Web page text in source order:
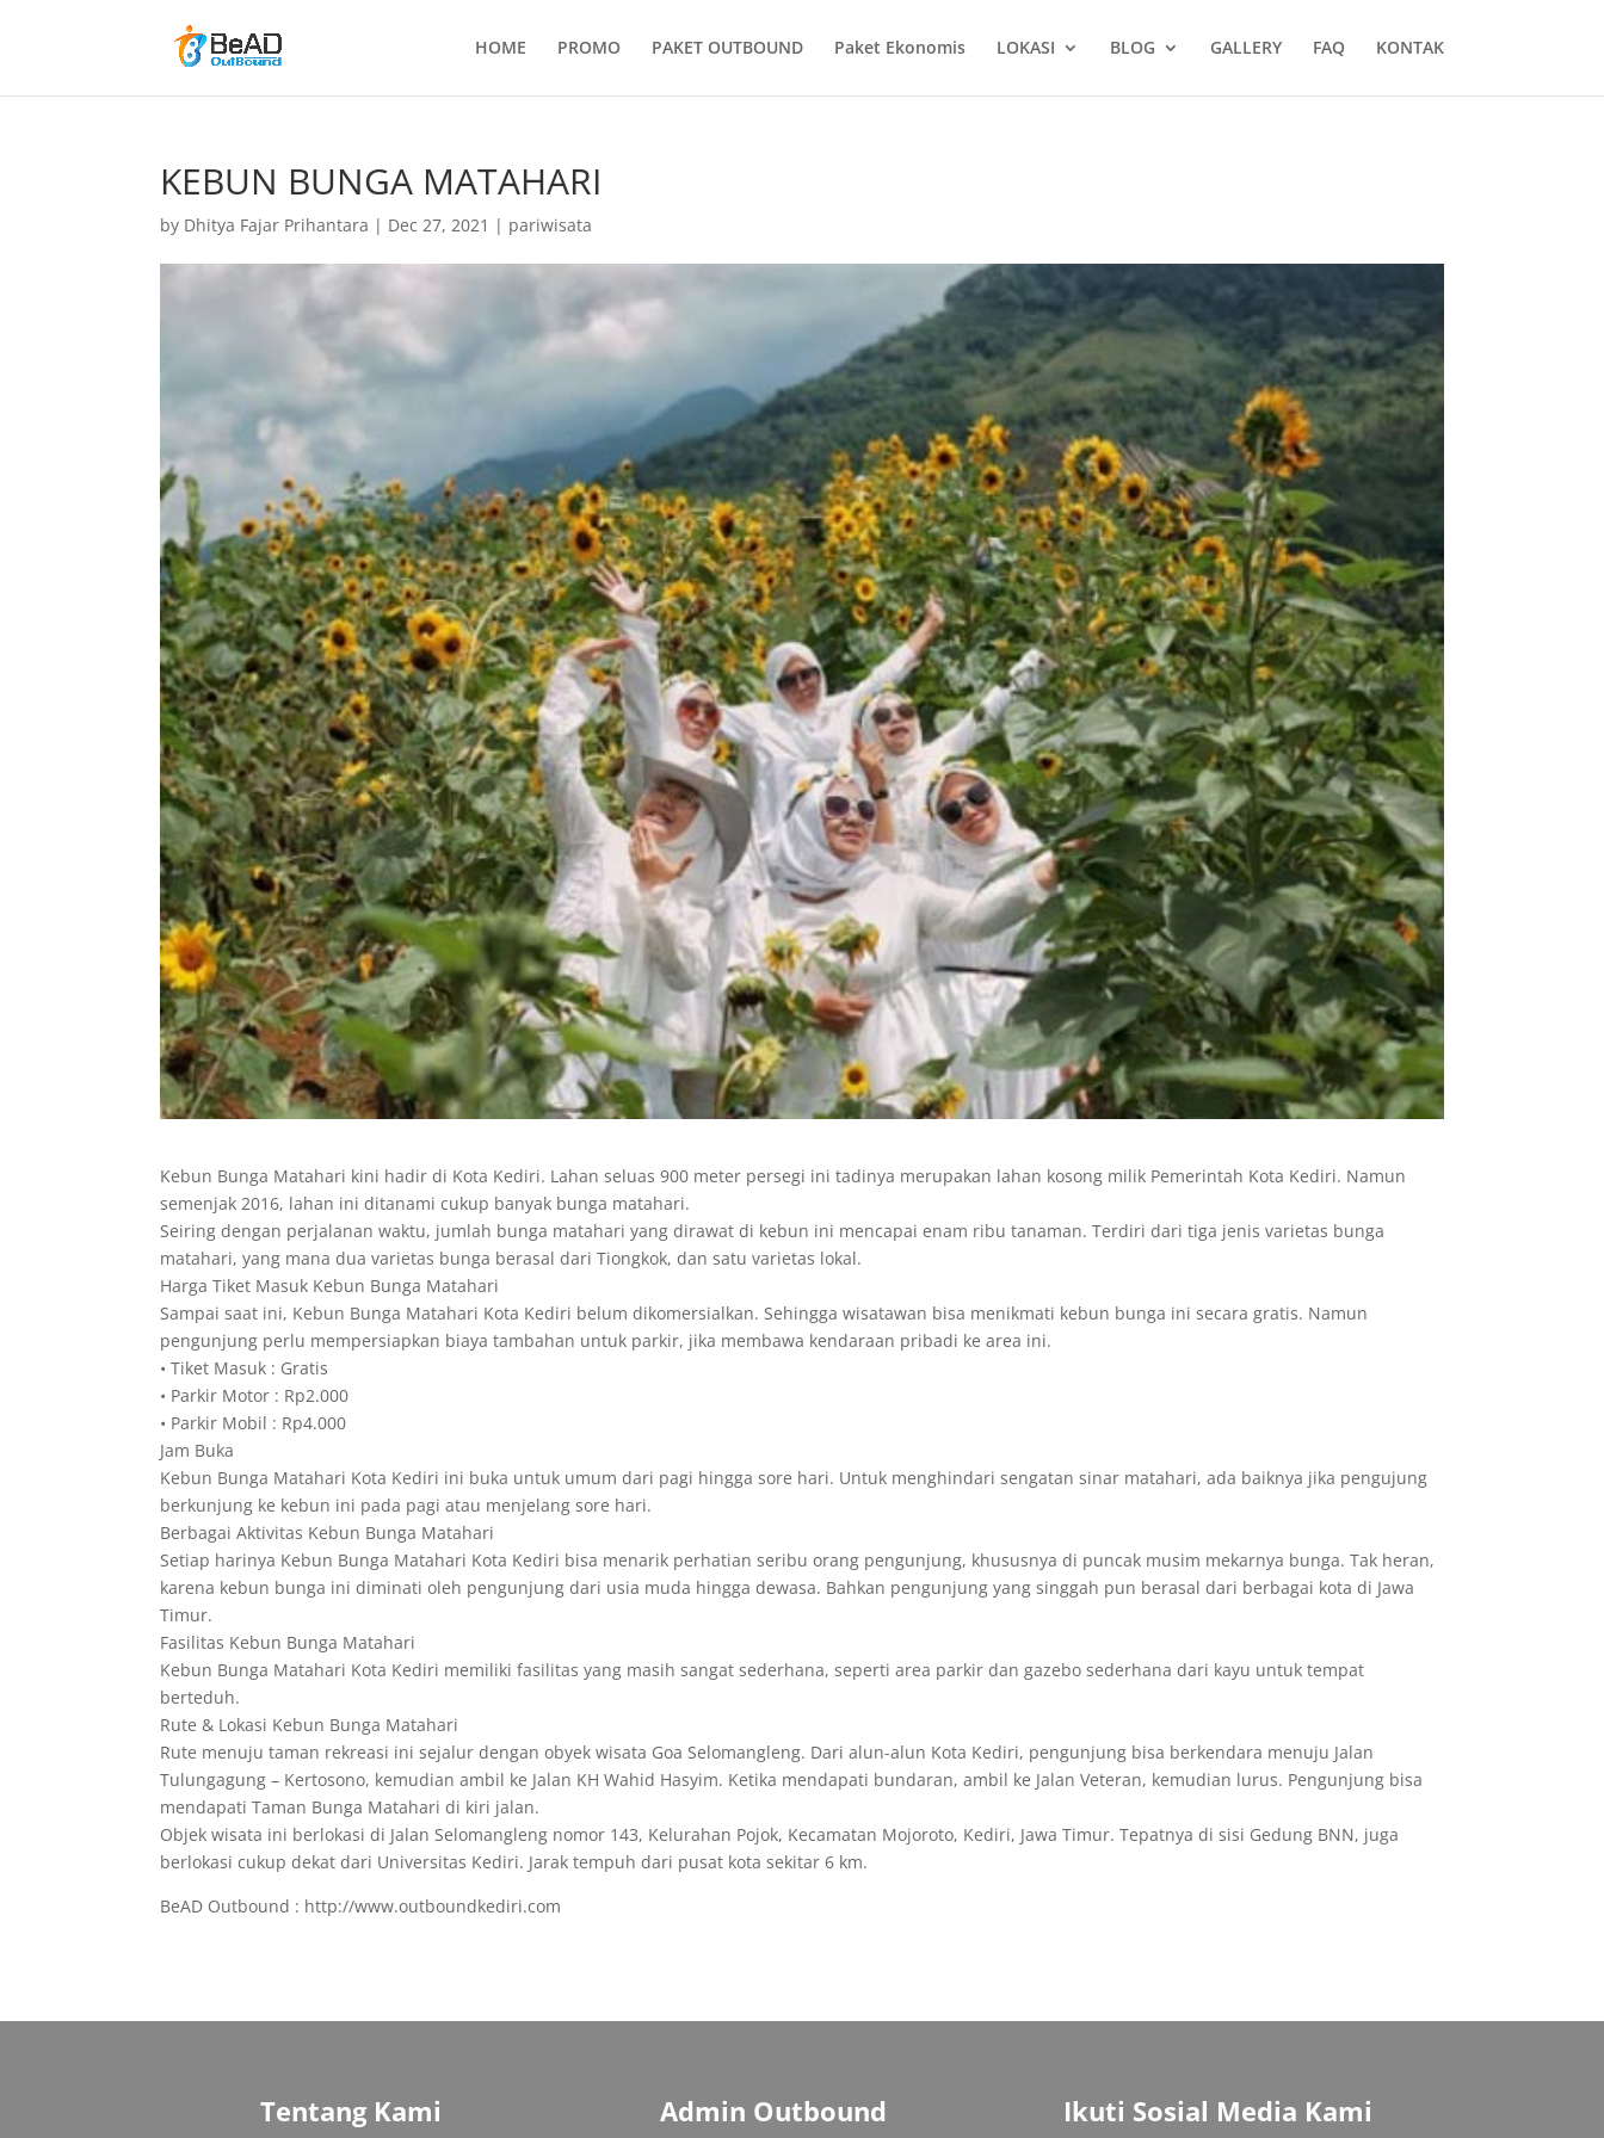
HOME PROMO PAKET OUTBOUND Paket Ekonomis LOKASI BLOG GALLERY FAQ KONTAK
KEBUN BUNGA MATAHARI
by Dhitya Fajar Prihantara | Dec 27, 2021 | pariwisata
Kebun Bunga Matahari kini hadir di Kota Kediri. Lahan seluas 900 meter persegi ini tadinya merupakan lahan kosong milik Pemerintah Kota Kediri. Namun
semenjak 2016, lahan ini ditanami cukup banyak bunga matahari.
Seiring dengan perjalanan waktu, jumlah bunga matahari yang dirawat di kebun ini mencapai enam ribu tanaman. Terdiri dari tiga jenis varietas bunga
matahari, yang mana dua varietas bunga berasal dari Tiongkok, dan satu varietas lokal.
Harga Tiket Masuk Kebun Bunga Matahari
Sampai saat ini, Kebun Bunga Matahari Kota Kediri belum dikomersialkan. Sehingga wisatawan bisa menikmati kebun bunga ini secara gratis. Namun
pengunjung perlu mempersiapkan biaya tambahan untuk parkir, jika membawa kendaraan pribadi ke area ini.
• Tiket Masuk : Gratis
• Parkir Motor : Rp2.000
• Parkir Mobil : Rp4.000
Jam Buka
Kebun Bunga Matahari Kota Kediri ini buka untuk umum dari pagi hingga sore hari. Untuk menghindari sengatan sinar matahari, ada baiknya jika pengujung
berkunjung ke kebun ini pada pagi atau menjelang sore hari.
Berbagai Aktivitas Kebun Bunga Matahari
Setiap harinya Kebun Bunga Matahari Kota Kediri bisa menarik perhatian seribu orang pengunjung, khususnya di puncak musim mekarnya bunga. Tak heran,
karena kebun bunga ini diminati oleh pengunjung dari usia muda hingga dewasa. Bahkan pengunjung yang singgah pun berasal dari berbagai kota di Jawa
Timur.
Fasilitas Kebun Bunga Matahari
Kebun Bunga Matahari Kota Kediri memiliki fasilitas yang masih sangat sederhana, seperti area parkir dan gazebo sederhana dari kayu untuk tempat
berteduh.
Rute & Lokasi Kebun Bunga Matahari
Rute menuju taman rekreasi ini sejalur dengan obyek wisata Goa Selomangleng. Dari alun-alun Kota Kediri, pengunjung bisa berkendara menuju Jalan
Tulungagung – Kertosono, kemudian ambil ke Jalan KH Wahid Hasyim. Ketika mendapati bundaran, ambil ke Jalan Veteran, kemudian lurus. Pengunjung bisa
mendapati Taman Bunga Matahari di kiri jalan.
Objek wisata ini berlokasi di Jalan Selomangleng nomor 143, Kelurahan Pojok, Kecamatan Mojoroto, Kediri, Jawa Timur. Tepatnya di sisi Gedung BNN, juga
berlokasi cukup dekat dari Universitas Kediri. Jarak tempuh dari pusat kota sekitar 6 km.
BeAD Outbound : http://www.outboundkediri.com
Tentang Kami Admin Outbound Ikuti Sosial Media Kami